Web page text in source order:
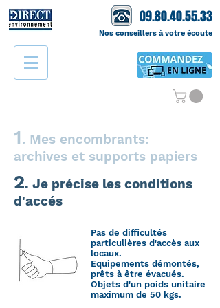
09.80.40.55.33
Nos conseillers à votre écoute
1. Mes encombrants:
archives et supports papiers
2. Je précise les conditions
d'accés
Pas de difficultés
particulières d'accès aux
locaux.
Equipements démontés,
prêts à être évacués.
Objets d'un poids unitaire
maximum de 50 kgs.